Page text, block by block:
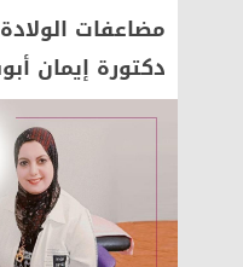
مضاعفات
دكتورة إيمان